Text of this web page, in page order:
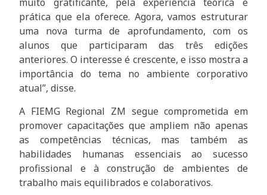
muito gratificante, pela experiência teórica e
prática que ela oferece. Agora, vamos estruturar
uma nova turma de aprofundamento, com os
alunos que participaram das três edições
anteriores. O interesse é crescente, e isso mostra a
importância do tema no ambiente corporativo
atual”, disse.
A FIEMG Regional ZM segue comprometida em
promover capacitações que ampliem não apenas
as competências técnicas, mas também as
habilidades humanas essenciais ao sucesso
profissional e à construção de ambientes de
trabalho mais equilibrados e colaborativos.